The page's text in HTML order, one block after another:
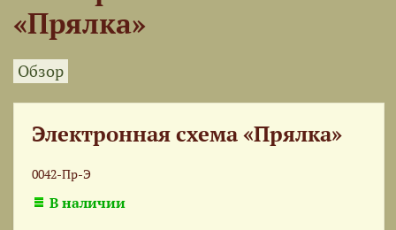
«Прялка»
Обзор
Электронная схема «Прялка»
0042-Пр-Э
В наличии